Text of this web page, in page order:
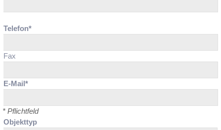
Telefon*
Fax
E-Mail*
* Pflichtfeld
Objekttyp